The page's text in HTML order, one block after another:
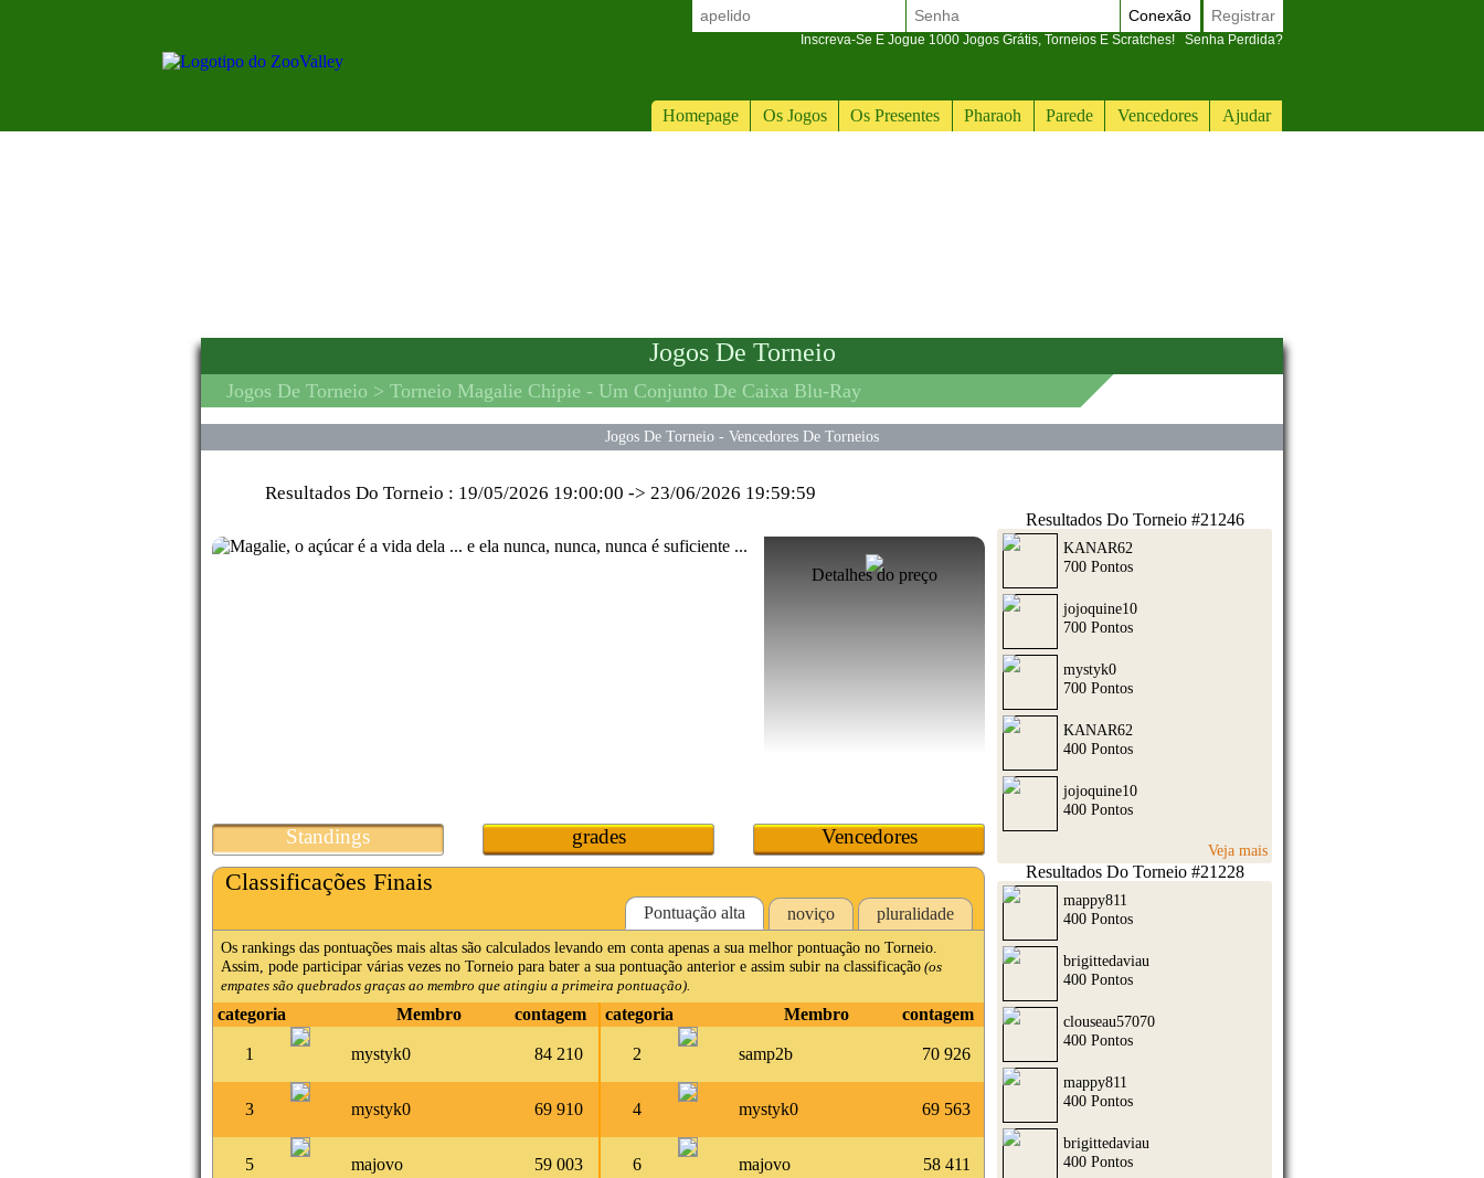
Homepage Os Jogos Os Presentes Pharaoh Parede Vencedores Ajudar
Conexão Registrar
Inscreva-Se E Jogue 1000 Jogos Grátis, Torneios E Scratches! Senha Perdida?
Jogos De Torneio
Jogos De Torneio > Torneio Magalie Chipie - Um Conjunto De Caixa Blu-Ray
Jogos De Torneio - Vencedores De Torneios
Resultados Do Torneio : 19/05/2026 19:00:00 ->23/06/2026 19:59:59
Detalhes do preço
Standings grades Vencedores
Classificações Finais
Pontuação alta noviço pluralidade
Os rankings das pontuações mais altas são calculados levando em conta apenas a sua melhor pontuação no Torneio.
Assim, pode participar várias vezes no Torneio para bater a sua pontuação anterior e assim subir na classificação (os
empates são quebrados graças ao membro que atingiu a primeira pontuação).
categoria Membro contagem categoria Membro contagem
1 mystyk0 84 210 2 samp2b 70 926
3 mystyk0 69 910 4 mystyk0 69 563
5 majovo 59 003 6 majovo 58 411
Resultados Do Torneio #21246
KANAR62
700 Pontos
jojoquine10
700 Pontos
mystyk0
700 Pontos
KANAR62
400 Pontos
jojoquine10
400 Pontos
Veja mais
Resultados Do Torneio #21228
mappy811
400 Pontos
brigittedaviau
400 Pontos
clouseau57070
400 Pontos
mappy811
400 Pontos
brigittedaviau
400 Pontos